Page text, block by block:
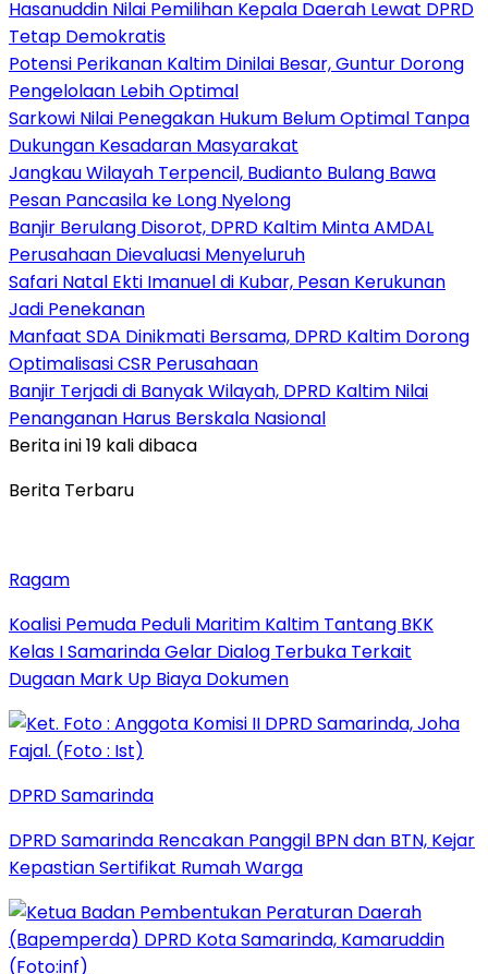
Hasanuddin Nilai Pemilihan Kepala Daerah Lewat DPRD
Tetap Demokratis
Potensi Perikanan Kaltim Dinilai Besar, Guntur Dorong
Pengelolaan Lebih Optimal
Sarkowi Nilai Penegakan Hukum Belum Optimal Tanpa
Dukungan Kesadaran Masyarakat
Jangkau Wilayah Terpencil, Budianto Bulang Bawa
Pesan Pancasila ke Long Nyelong
Banjir Berulang Disorot, DPRD Kaltim Minta AMDAL
Perusahaan Dievaluasi Menyeluruh
Safari Natal Ekti Imanuel di Kubar, Pesan Kerukunan
Jadi Penekanan
Manfaat SDA Dinikmati Bersama, DPRD Kaltim Dorong
Optimalisasi CSR Perusahaan
Banjir Terjadi di Banyak Wilayah, DPRD Kaltim Nilai
Penanganan Harus Berskala Nasional
Berita ini 19 kali dibaca
Berita Terbaru
Ragam
Koalisi Pemuda Peduli Maritim Kaltim Tantang BKK
Kelas I Samarinda Gelar Dialog Terbuka Terkait
Dugaan Mark Up Biaya Dokumen
DPRD Samarinda
DPRD Samarinda Rencakan Panggil BPN dan BTN, Kejar
Kepastian Sertifikat Rumah Warga